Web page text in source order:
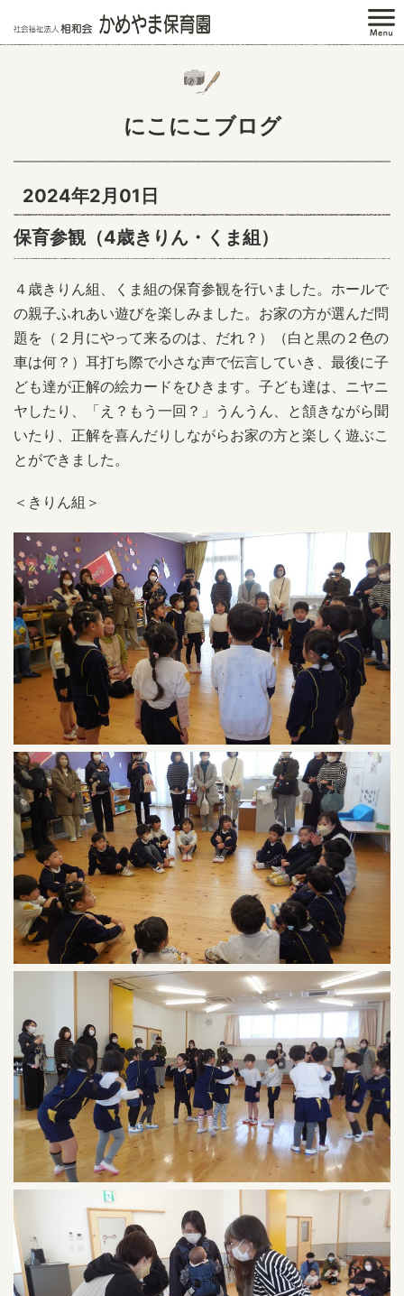
にこにこブログ
2024年2月01日
保育参観（4歳きりん・くま組）
４歳きりん組、くま組の保育参観を行いました。ホールで
の親子ふれあい遊びを楽しみました。お家の方が選んだ問
題を（２月にやって来るのは、だれ？）（白と黒の２色の
車は何？）耳打ち際で小さな声で伝言していき、最後に子
ども達が正解の絵カードをひきます。子ども達は、ニヤニ
ヤしたり、「え？もう一回？」うんうん、と頷きながら聞
いたり、正解を喜んだりしながらお家の方と楽しく遊ぶこ
とができました。
＜きりん組＞